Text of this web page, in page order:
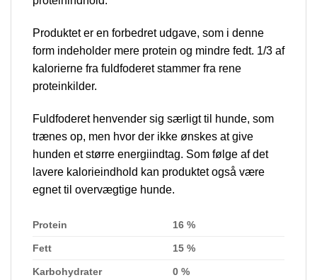
Produktet er en forbedret udgave, som i denne
form indeholder mere protein og mindre fedt. 1/3 af
kalorierne fra fuldfoderet stammer fra rene
proteinkilder.
Fuldfoderet henvender sig særligt til hunde, som
trænes op, men hvor der ikke ønskes at give
hunden et større energiindtag. Som følge af det
lavere kalorieindhold kan produktet også være
egnet til overvægtige hunde.
Protein 16 %
Fett 15 %
Karbohydrater 0 %